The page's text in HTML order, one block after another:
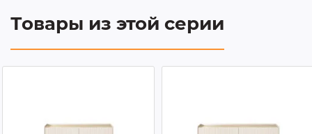
Товары из этой серии